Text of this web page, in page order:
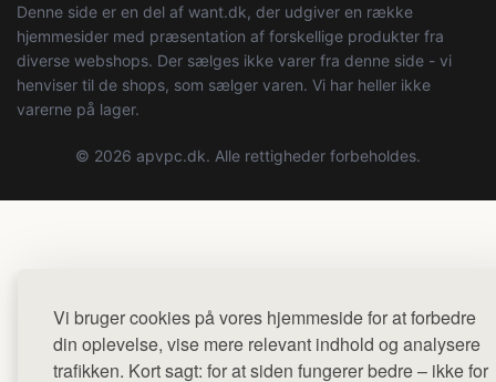
Vi bruger cookies på vores hjemmeside for at forbedre
din oplevelse, vise mere relevant indhold og analysere
trafikken. Kort sagt: for at siden fungerer bedre – ikke for
Denne side er en del af want.dk, der udgiver en række
hjemmesider med præsentation af forskellige produkter fra
diverse webshops. Der sælges ikke varer fra denne side - vi
henviser til de shops, som sælger varen. Vi har heller ikke
varerne på lager.
© 2026 apvpc.dk. Alle rettigheder forbeholdes.